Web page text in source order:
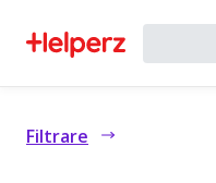
Filtrare